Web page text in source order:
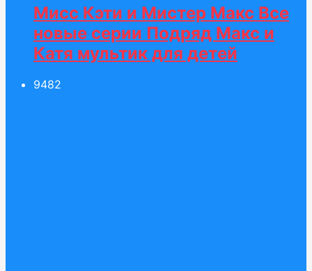
Мисс Кэти и Мистер Макс Все
новые серии Подряд Макс и
Катя мультик для детей
9482